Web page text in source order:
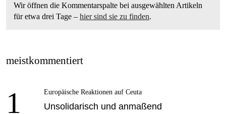
Wir öffnen die Kommentarspalte bei ausgewählten Artikeln
für etwa drei Tage – hier sind sie zu finden.
meistkommentiert
1 Europäische Reaktionen auf Ceuta
Unsolidarisch und anmaßend